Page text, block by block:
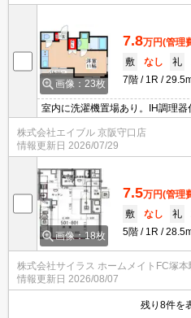
画像：23枚
7.8万円(管理
敷
なし 礼
7階
1R
室内に洗濯機置場あり。IH調理器
ロア3戸。エレベーター1基付き。
株式会社エイブル 京阪守口店
情報更新日 2026/07/29
画像：18枚
7.5万円(管理
敷
なし 礼
5階
1R
株式会社サイラス ホームメイトFC塚本
情報更新日 2026/08/07
残り8件を